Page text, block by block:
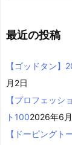
最近の投稿
【ゴッドタン
月2日
【プロフェッシ
ト1002026年6
【ドーピング